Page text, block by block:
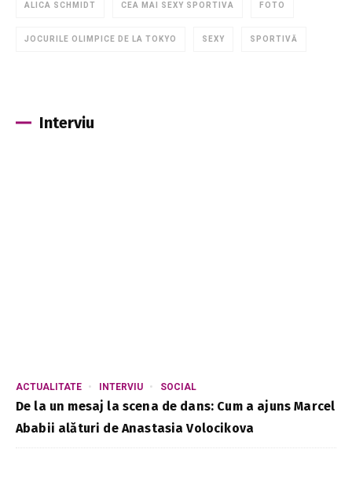
ALICA SCHMIDT CEA MAI SEXY SPORTIVA FOTO
JOCURILE OLIMPICE DE LA TOKYO SEXY SPORTIVĂ
Interviu
ACTUALITATE INTERVIU SOCIAL
De la un mesaj la scena de dans: Cum a ajuns Marcel
Ababii alături de Anastasia Volocikova